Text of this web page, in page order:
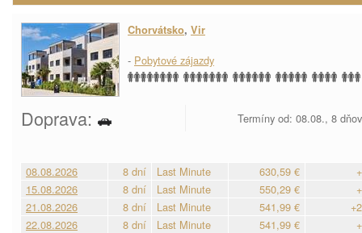
Chorvátsko, Vir
- Pobytové zájazdy
Doprava: Termíny od: 08.08., 8
08.08.2026 8 dní Last Minute 630,59 €
15.08.2026
8 dní Last Minute 550,29 €
21.08.2026
8 dní Last Minute 541,99 €
22.08.2026
8 dní Last Minute 541,99 €